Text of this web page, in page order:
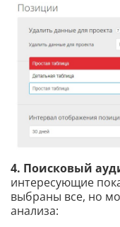
4. Поисковый
интересующие
выбраны все, но
анализа: